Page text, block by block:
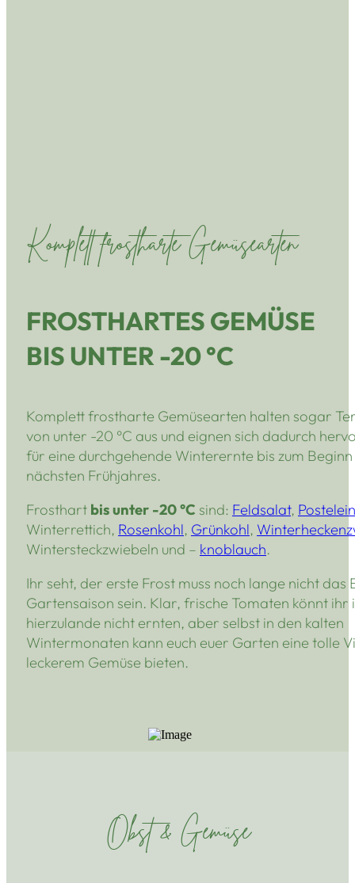
Komplett frostharte Gemüsearten
FROSTHARTES GEMÜSE
BIS UNTER -20 °C
Komplett frostharte Gemüsearten halten sogar
von unter -20 °C aus und eignen sich dadurch
für eine durchgehende Winterernte bis zum
nächsten Frühjahres.
Frosthart bis unter -20 °C sind: Feldsalat, Postelein
Winterrettich, Rosenkohl, Grünkohl,
Wintersteckzwiebeln und – knoblauch.
Ihr seht, der erste Frost muss noch lange nicht das
Gartensaison sein. Klar, frische Tomaten könnt ihr
hierzulande nicht ernten, aber selbst in den kalten
Wintermonaten kann euch euer Garten eine tolle
leckerem Gemüse bieten.
Obst & Gemüse